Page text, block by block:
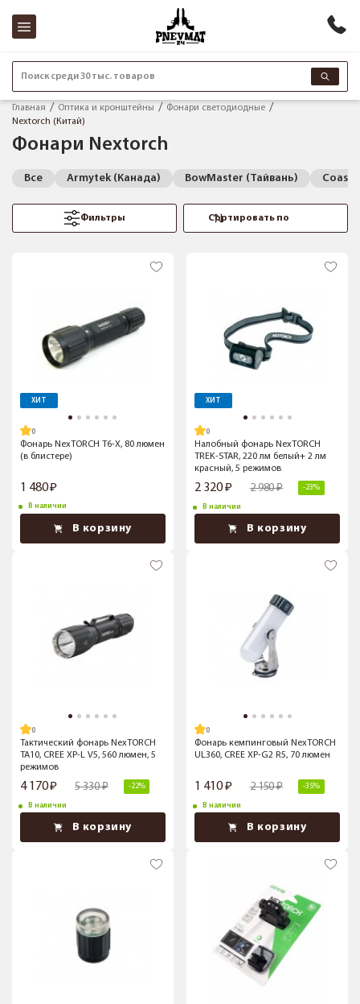
Поиск среди 30 тыс. товаров
Главная Оптика и кронштейны
Фонари светодиодные
Nextorch (Китай)
Фонари Nextorch
Все Armytek (Канада) BowMaster (Тайвань) Coast
Фильтры
ХИТ
Фонарь NexTORCH T6-Х, 80 люмен
(в блистере)
1 480
В наличии
В корзину
ХИТ
Налобный фонарь NexTORCH
TREK-STAR, 220 лм белый+ 2 лм
красный, 5 режимов
2 320 2 980 -23%
В наличии
В корзину
Тактический фонарь NexTORCH
TA10, CREE XP-L V5, 560 люмен, 5
режимов
4 170 5 330 -22%
В наличии
В корзину
Фонарь кемпинговый NexTORCH
UL360, СREE XP-G2 R5, 70 люмен
1 410 2 150 -35%
В наличии
В корзину